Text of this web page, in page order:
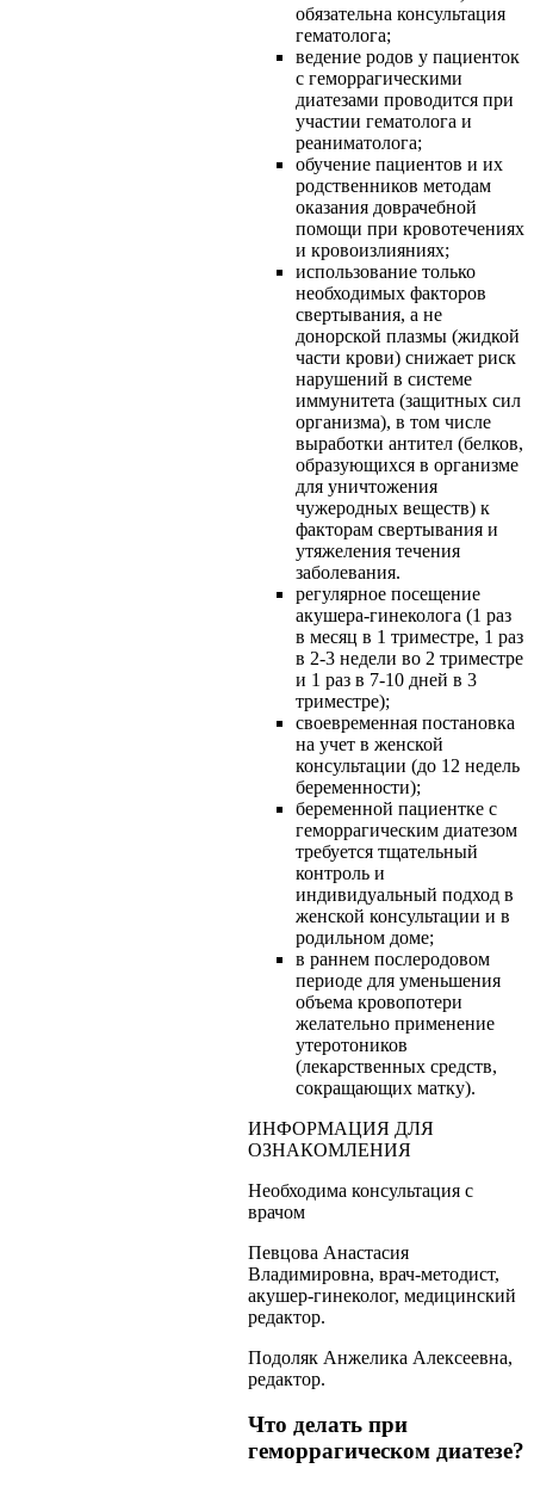
обязательна консультация
гематолога;
ведение родов у пациенток
с геморрагическими
диатезами проводится при
участии гематолога и
реаниматолога;
обучение пациентов и их
родственников методам
оказания доврачебной
помощи при кровотечениях
и кровоизлияниях;
использование только
необходимых факторов
свертывания, а не
донорской плазмы (жидкой
части крови) снижает риск
нарушений в системе
иммунитета (защитных сил
организма), в том числе
выработки антител (белков,
образующихся в организме
для уничтожения
чужеродных веществ) к
факторам свертывания и
утяжеления течения
заболевания.
регулярное посещение
акушера-гинеколога (1 раз
в месяц в 1 триместре, 1 раз
в 2-3 недели во 2 триместре
и 1 раз в 7-10 дней в 3
триместре);
своевременная постановка
на учет в женской
консультации (до 12 недель
беременности);
беременной пациентке с
геморрагическим диатезом
требуется тщательный
контроль и
индивидуальный подход в
женской консультации и в
родильном доме;
в раннем послеродовом
периоде для уменьшения
объема кровопотери
желательно применение
утеротоников
(лекарственных средств,
сокращающих матку).
ИНФОРМАЦИЯ ДЛЯ
ОЗНАКОМЛЕНИЯ
Необходима консультация с
врачом
Певцова Анастасия
Владимировна, врач-методист,
акушер-гинеколог, медицинский
редактор.
Подоляк Анжелика Алексеевна,
редактор.
Что делать при
геморрагическом диатезе?